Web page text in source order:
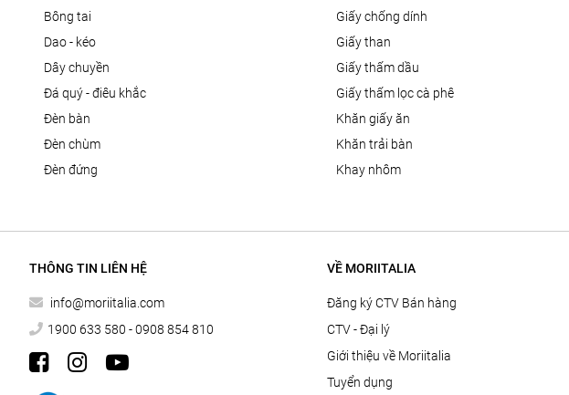
bông tai
dao - kéo
dây chuyền
đá quý - điêu khắc
đèn bàn
đèn chùm
đèn đứng
giấy chống dính
giấy than
giấy thấm dầu
giấy thấm lọc cà phê
khăn giấy ăn
khăn trải bàn
khay nhôm
THÔNG TIN LIÊN HỆ
info@moriitalia.com
1900 633 580 - 0908 854 810
VỀ MORIITALIA
Đăng ký CTV Bán hàng
CTV - Đại lý
Giới thiệu về Moriitalia
Tuyển dụng